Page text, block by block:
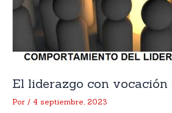
El liderazgo con vocación
Por / 4 septiembre, 2023